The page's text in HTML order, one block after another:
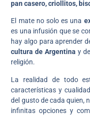
pan casero, criollitos,
El mate no solo es una
es una infusión que se
hay algo para aprender
cultura de Argentina y
religión.
La realidad de todo
características y
del gusto de cada quien,
infinitas opciones y